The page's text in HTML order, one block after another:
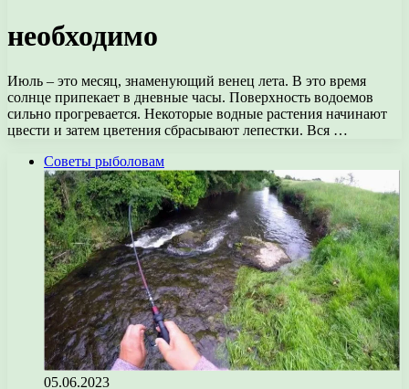
необходимо
Июль – это месяц, знаменующий венец лета. В это время
солнце припекает в дневные часы. Поверхность водоемов
сильно прогревается. Некоторые водные растения начинают
цвести и затем цветения сбрасывают лепестки. Вся …
Советы рыболовам
05.06.2023